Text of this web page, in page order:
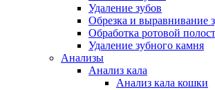
Удаление зубов
Обрезка и выравнивание
Обработка ротовой
Удаление зубного камня
Анализы
Анализ кала
Анализ кала кошки